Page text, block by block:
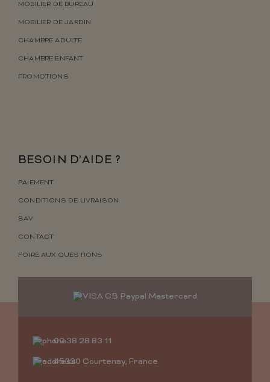
MOBILIER DE BUREAU
MOBILIER DE JARDIN
CHAMBRE ADULTE
CHAMBRE ENFANT
PROMOTIONS
BESOIN D’AIDE ?
PAIEMENT
CONDITIONS DE LIVRAISON
SAV
CONTACT
FOIRE AUX QUESTIONS
02 38 28 83 11
45320 Courtenay, France